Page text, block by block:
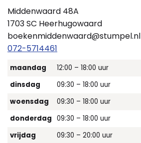
Middenwaard 48A
1703 SC Heerhugowaard
boekenmiddenwaard@stumpel.nl
072-5714461
maandag
12:00 – 18:00 uur
dinsdag
09:30 – 18:00 uur
woensdag
09:30 – 18:00 uur
donderdag 09:30 – 18:00 uur
vrijdag
09:30 – 20:00 uur